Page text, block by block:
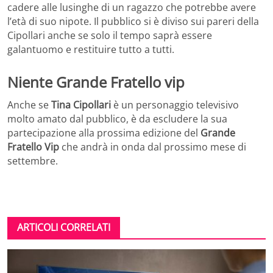
cadere alle lusinghe di un ragazzo che potrebbe avere
l’età di suo nipote. Il pubblico si è diviso sui pareri della
Cipollari anche se solo il tempo saprà essere
galantuomo e restituire tutto a tutti.
Niente Grande Fratello vip
Anche seTina Cipollari è un personaggio televisivo
molto amato dal pubblico, è da escludere la sua
partecipazione alla prossima edizione del Grande
Fratello Vip che andrà in onda dal prossimo mese di
settembre.
ARTICOLI CORRELATI